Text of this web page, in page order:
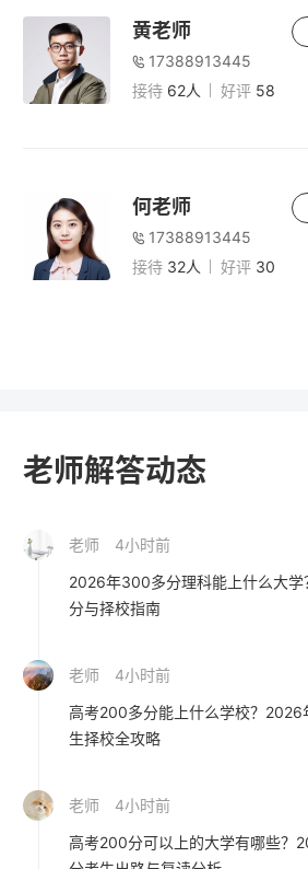
黄老师
17388913445
接待 62人 好评 58
何老师
17388913445
接待 32人 好评 30
老师解答动态
老师
5小时前
2026年复读生高考报名全攻略：准
与注意事项
2026年高考时间安排全解析：复
握关键节点？
老师
2026年高考300分以下能上什么学
科、高职与复读选择全解析
老师
4小时前
2026年300多分理科能上什么大学
分与择校指南
老师
4小时前
高考200多分能上什么学校？2026
生择校全攻略
老师
4小时前
高考200分可以上的大学有哪些？